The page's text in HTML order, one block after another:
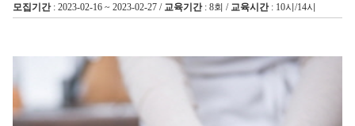
모집기간: 2023-02-16 ~ 2023-02-27 / 교육기간: 8회 / 교육시간: 10시/14시